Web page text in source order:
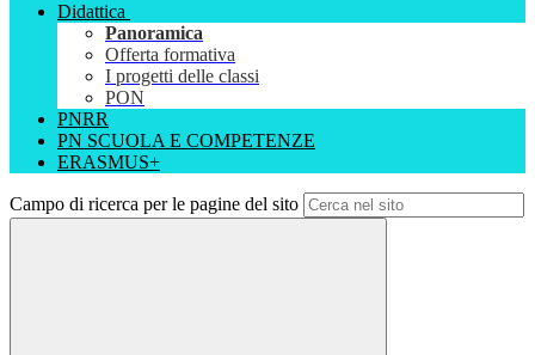
Didattica
Panoramica
Offerta formativa
I progetti delle classi
PON
PNRR
PN SCUOLA E COMPETENZE
ERASMUS+
Campo di ricerca per le pagine del sito